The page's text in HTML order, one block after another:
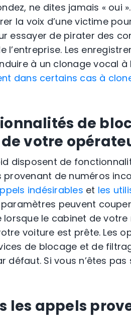
ne dites jamais « oui ».
la voix d’unevictime
essayer de pirater des
l’entreprise. Les
à un clonage vocal à
dans certains cas à
de
votre
disposent de
de numéros
indésirables et les
peuvent
lorsque le cabinet de
voiture est prête. Les
de blocage et de
défaut. Si vous n’êtes
les appels